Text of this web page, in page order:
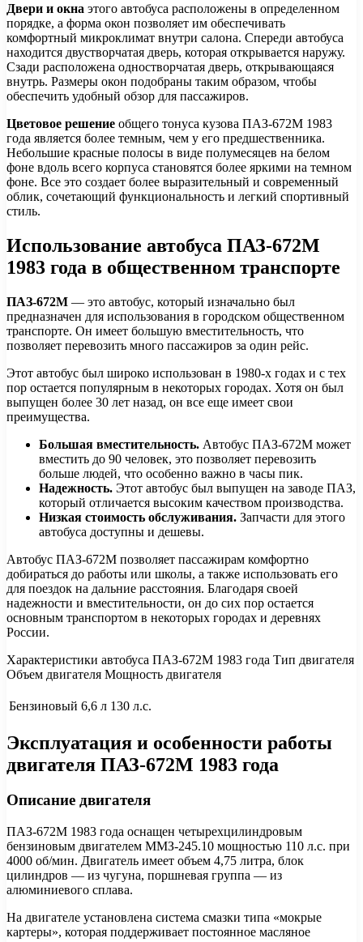
Двери и окна этого автобуса расположены в определенном
порядке, а форма окон позволяет им обеспечивать
комфортный микроклимат внутри салона. Спереди автобуса
находится двустворчатая дверь, которая открывается наружу.
Сзади расположена одностворчатая дверь, открывающаяся
внутрь. Размеры окон подобраны таким образом, чтобы
обеспечить удобный обзор для пассажиров.
Цветовое решение общего тонуса кузова ПАЗ-672М 1983
года является более темным, чем у его предшественника.
Небольшие красные полосы в виде полумесяцев на белом
фоне вдоль всего корпуса становятся более яркими на темном
фоне. Все это создает более выразительный и современный
облик, сочетающий функциональность и легкий спортивный
стиль.
Использование автобуса ПАЗ-672М
1983 года в общественном транспорте
ПАЗ-672М — это автобус, который изначально был
предназначен для использования в городском общественном
транспорте. Он имеет большую вместительность, что
позволяет перевозить много пассажиров за один рейс.
Этот автобус был широко использован в 1980-х годах и с тех
пор остается популярным в некоторых городах. Хотя он был
выпущен более 30 лет назад, он все еще имеет свои
преимущества.
Большая вместительность. Автобус ПАЗ-672М может
вместить до 90 человек, это позволяет перевозить
больше людей, что особенно важно в часы пик.
Надежность. Этот автобус был выпущен на заводе ПАЗ,
который отличается высоким качеством производства.
Низкая стоимость обслуживания. Запчасти для этого
автобуса доступны и дешевы.
Автобус ПАЗ-672М позволяет пассажирам комфортно
добираться до работы или школы, а также использовать его
для поездок на дальние расстояния. Благодаря своей
надежности и вместительности, он до сих пор остается
основным транспортом в некоторых городах и деревнях
России.
Характеристики автобуса ПАЗ-672М 1983 года Тип двигателя
Объем двигателя Мощность двигателя
Бензиновый 6,6 л 130 л.с.
Эксплуатация и особенности работы
двигателя ПАЗ-672М 1983 года
Описание двигателя
ПАЗ-672М 1983 года оснащен четырехцилиндровым
бензиновым двигателем ММЗ-245.10 мощностью 110 л.с. при
4000 об/мин. Двигатель имеет объем 4,75 литра, блок
цилиндров — из чугуна, поршневая группа — из
алюминиевого сплава.
На двигателе установлена система смазки типа «мокрые
картеры», которая поддерживает постоянное масляное